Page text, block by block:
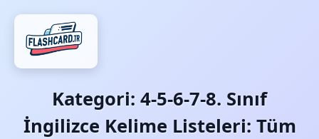
Kategori: 4-5-6-7-8. Sınıf
İngilizce Kelime Listeleri: Tüm